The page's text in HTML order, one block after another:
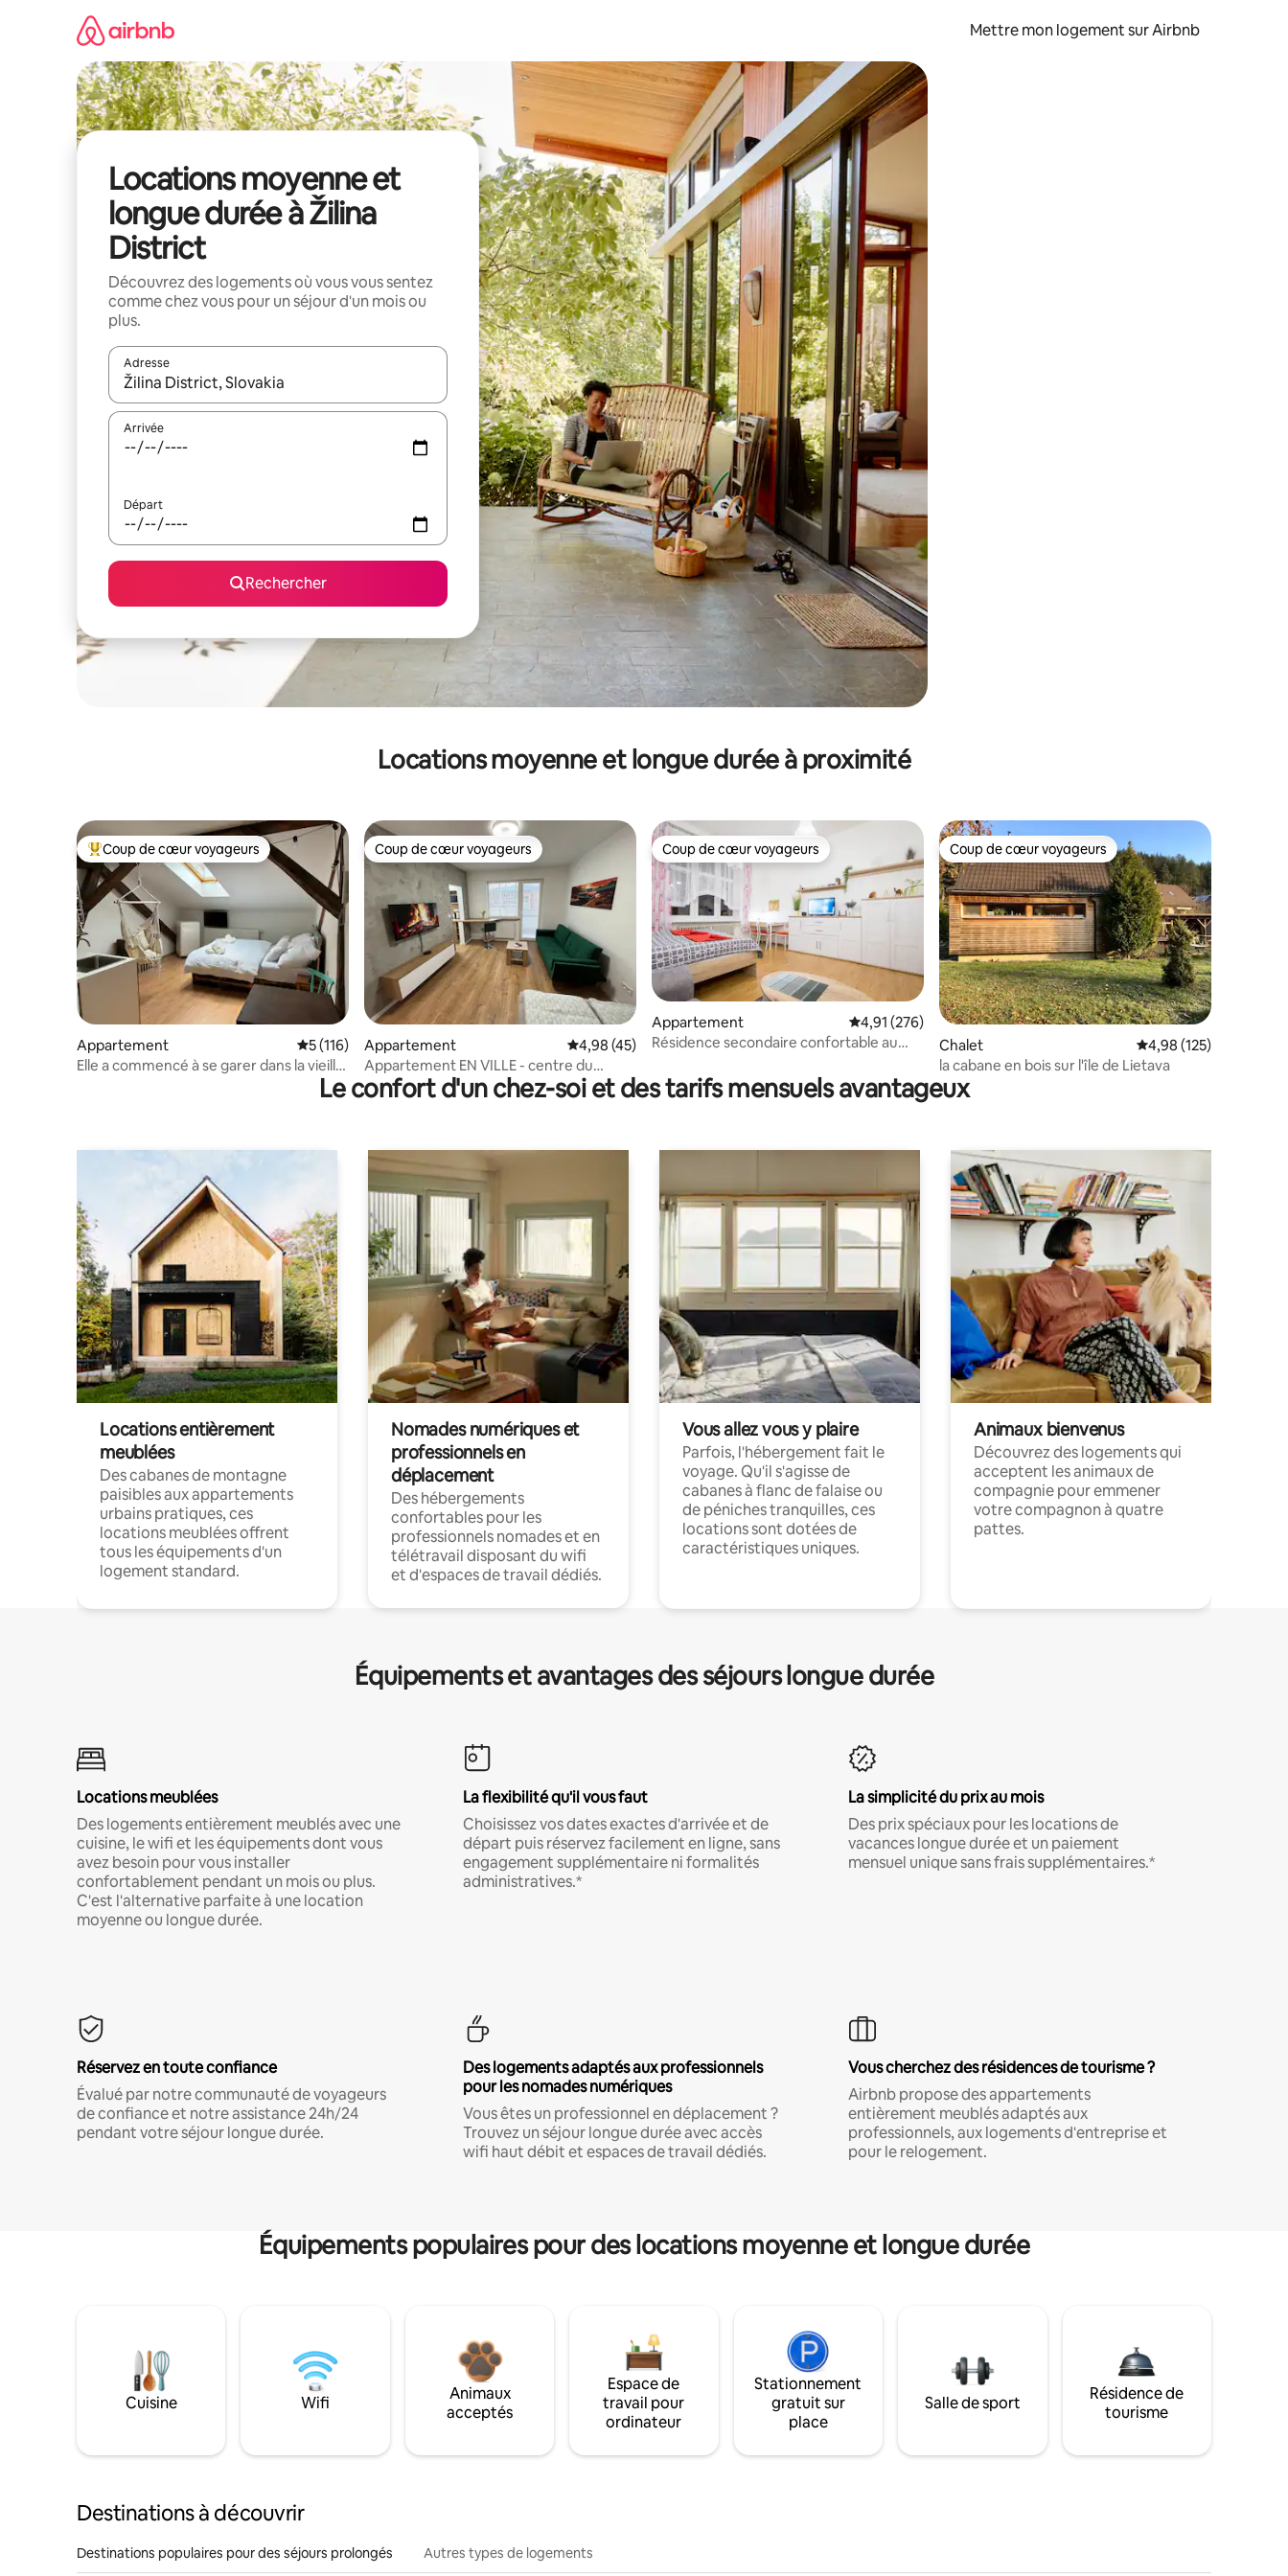
Mettre mon logement sur Airbnb
Locations moyenne et
longue durée à Žilina
District
Découvrez des logements où vous vous sentez
comme chez vous pour un séjour d'un mois ou
plus.
Adresse
Lorsque les résultats s'affichent, utilisez les flèches vers le haut et vers le bas pour les parcourir ou en appuyant et en faisant glisser.
Arrivée
Départ
Rechercher
Locations moyenne et longue durée à proximité
Coups de cœur voyageurs les plus appréciés
Coup de cœur voyageurs
Appartement Évaluation moyenne sur la base de 116 commentaires : 5 sur 5
5 (116)
Elle a commencé à se garer dans la vieille
Coup de cœur voyageurs
Coup de cœur voyageurs
Appartement Évaluation moyenne sur la base de 45 commentaires : 4,98 sur 5
4,98 (45)
Appartement EN VILLE - centre du
Martin.
Coup de cœur voyageurs
Coup de cœur voyageurs
Appartement Évaluation moyenne sur la base de 276 commentaires : 4,91 sur 5
4,91 (276)
Résidence secondaire confortable au
Coup de cœur voyageurs
Coup de cœur voyageurs
Chalet Évaluation moyenne
4,98 (125)
la cabane en bois sur l'île de Lietava
Le confort d'un chez-soi et des tarifs mensuels avantageux
Locations entièrement
meublées
Des cabanes de montagne
paisibles aux appartements
urbains pratiques, ces
locations meublées offrent
tous les équipements d'un
logement standard.
Nomades numériques et
professionnels en
déplacement
Des hébergements
confortables pour les
professionnels nomades et en
télétravail disposant du wifi
et d'espaces de travail dédiés.
Vous allez vous y plaire
Parfois, l'hébergement fait le
voyage. Qu'il s'agisse de
cabanes à flanc de falaise ou
de péniches tranquilles, ces
locations sont dotées de
caractéristiques uniques.
Animaux bienvenus
Découvrez des logements qui
acceptent les animaux de
compagnie pour emmener
votre compagnon à quatre
pattes.
Équipements et avantages des séjours longue durée
Locations meublées
Des logements entièrement meublés avec une
cuisine, le wifi et les équipements dont vous
avez besoin pour vous installer
confortablement pendant un mois ou plus.
C'est l'alternative parfaite à une location
moyenne ou longue durée.
La flexibilité qu'il vous faut
Choisissez vos dates exactes d'arrivée et de
départ puis réservez facilement en ligne, sans
engagement supplémentaire ni formalités
administratives.*
La simplicité du prix au mois
Des prix spéciaux pour les locations de
vacances longue durée et un paiement
mensuel unique sans frais supplémentaires.*
Réservez en toute confiance
Évalué par notre communauté de voyageurs
de confiance et notre assistance 24h/24
pendant votre séjour longue durée.
Des logements adaptés aux professionnels
pour les nomades numériques
Vous êtes un professionnel en déplacement ?
Trouvez un séjour longue durée avec accès
wifi haut débit et espaces de travail dédiés.
Vous cherchez des résidences de tourisme ?
Airbnb propose des appartements
entièrement meublés adaptés aux
professionnels, aux logements d'entreprise et
pour le relogement.
Équipements populaires pour des locations moyenne et longue durée
Cuisine Wifi
Animaux
acceptés
Espace de
travail pour
ordinateur
Stationnement
gratuit sur
place
Salle de sport
Résidence de
tourisme
Destinations à découvrir
Destinations populaires pour des séjours prolongés Autres types de logements